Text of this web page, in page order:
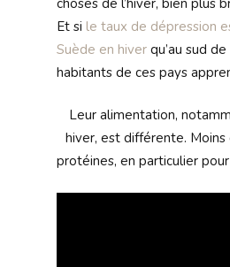
Et si le taux de dépression
Suède en hiver qu’au sud
habitants de ces pays
Leur alimentation,
hiver, est différente. Moins
protéines, en particulier